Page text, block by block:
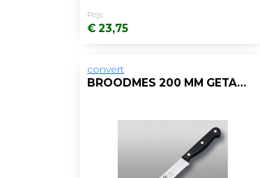
Prijs:
€ 23,75
convert
BROODMES 200 MM GETAND